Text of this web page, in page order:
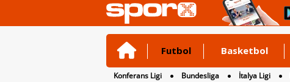
Futbol Basketbol
Konferans Ligi Bundesliga İtalya Ligi